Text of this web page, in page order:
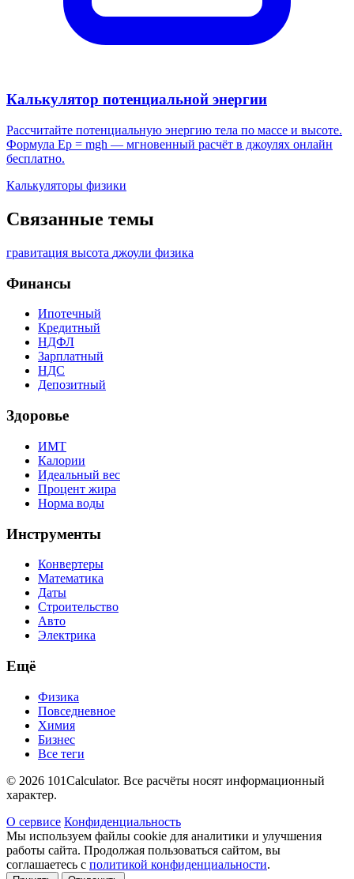
Калькулятор потенциальной энергии
Рассчитайте потенциальную энергию тела по массе и высоте.
Формула Ep = mgh — мгновенный расчёт в джоулях онлайн
бесплатно.
Калькуляторы физики
Связанные темы
гравитация высота джоули физика
Финансы
Ипотечный
Кредитный
НДФЛ
Зарплатный
НДС
Депозитный
Здоровье
ИМТ
Калории
Идеальный вес
Процент жира
Норма воды
Инструменты
Конвертеры
Математика
Даты
Строительство
Авто
Электрика
Ещё
Физика
Повседневное
Химия
Бизнес
Все теги
© 2026 101Calculator. Все расчёты носят информационный
характер.
О сервисе Конфиденциальность
Мы используем файлы cookie для аналитики и улучшения
работы сайта. Продолжая пользоваться сайтом, вы
соглашаетесь с политикой конфиденциальности.